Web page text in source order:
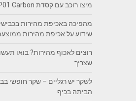
מיצו רוכב עם קסדת Caberg GP01 Carbon
מהפיכה באכיפת מהירות
שידוע על אכיפת מהירות
רוצים לאכוף מהירות? בואו
שצריך
לשקר יש רגליים – שקר חופשי
הביתה בכיף